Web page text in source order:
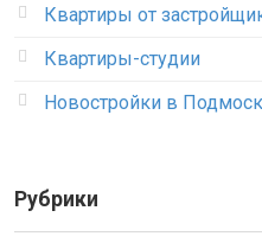
Квартиры от
Квартиры-студии
Новостройки в
Рубрики